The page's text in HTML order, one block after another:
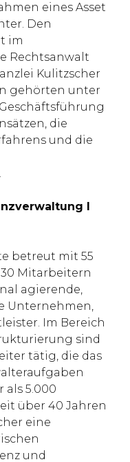
eines Asset
Den
im
Rechtsanwalt
Kulitzscher
gehörten unter
die
und die
I
betreut mit 55
Mitarbeitern
agierende,
Unternehmen,
Im Bereich
sind
tätig, die das
als 5.000
über 40 Jahren
eine
und